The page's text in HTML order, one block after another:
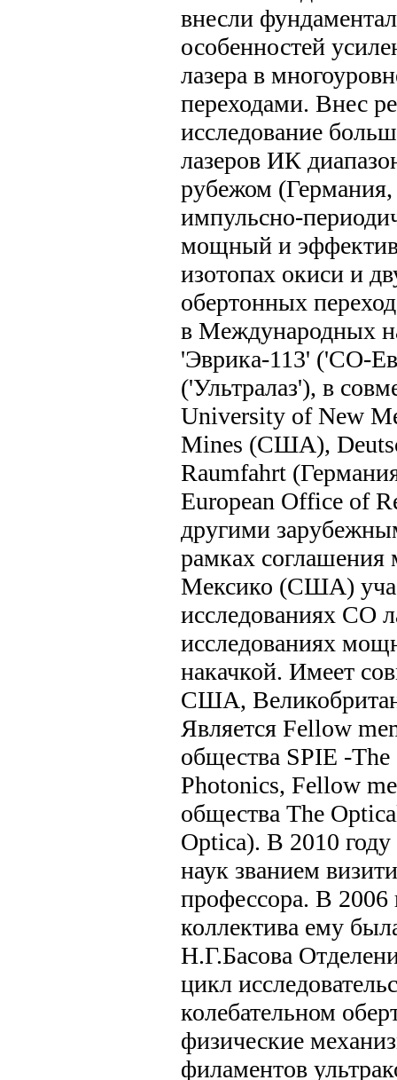
внесли
особенностей
лазера в
переходами. Внес
исследование
лазеров ИК
рубежом
импульсно-
мощный и
изотопах окиси и
обертонных
в Международных
'Эврика-113' ('СО-
('Ультралаз'), в
University of New
Mines (США),
Raumfahrt
European Office of
другими
рамках
Мексико (США)
исследованиях СО
исследованиях
накачкой. Имеет
США,
Является Fellow
общества SPIE -
Photonics, Fellow
общества The
Optica). В 2010
наук званием
профессора. В 2006
коллектива ему
Н.Г.Басова
цикл
колебательном
физические
филаментов